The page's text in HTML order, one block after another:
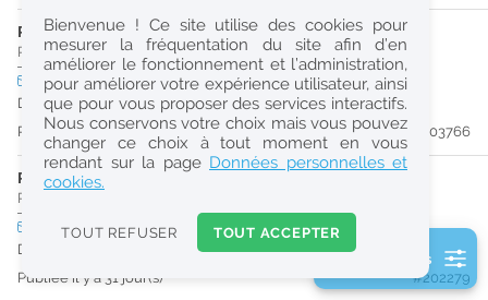
Réinitialiser
2
0
k
Consulter les offres de la France d'outre-mer
PHARMACIEN (H/F)
Pharmacie d'Officine|28190Courville-Sur-Eure
CDDtemps plein
Du 25/08/26 au 25/08/27
Publiée il y a 10 jour(s)
#203766
PHARMACIEN (H/F)
Pharmacie d'Officine
CDDtemps plein
Du 28/08/26 au 30/08/27
Publiée il y a 31 jour(s)
#202279
2 filtre(s) actifs
Bienvenue ! Ce site utilise des cookies pour
mesurer la fréquentation du site afin d’en
améliorer le fonctionnement et l’administration,
pour améliorer votre expérience utilisateur, ainsi
que pour vous proposer des services interactifs.
Nous conservons votre choix mais vous pouvez
changer ce choix à tout moment en vous
rendant sur la page Données personnelles et
cookies.
TOUT REFUSER TOUT ACCEPTER